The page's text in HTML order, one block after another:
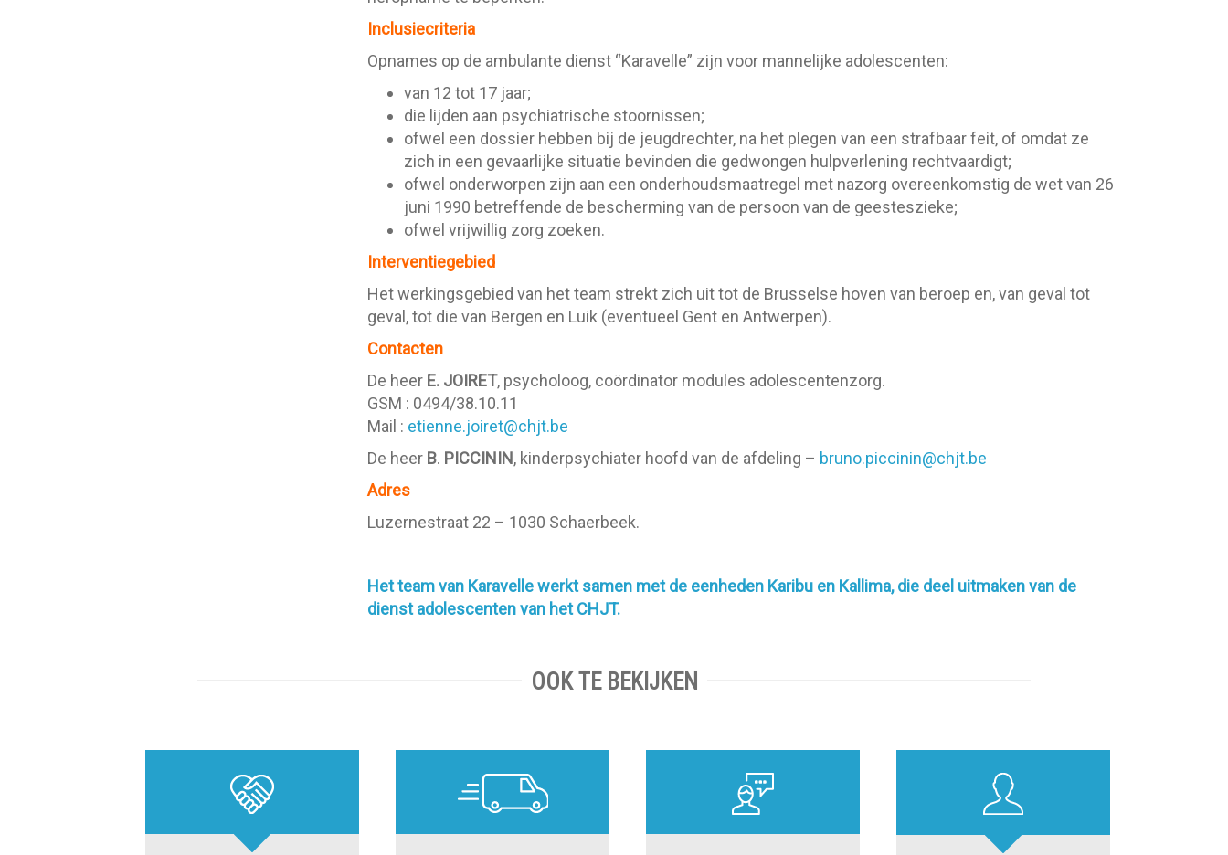
Inclusiecriteria
Opnames op de ambulante dienst “Karavelle” zijn voor mannelijke adolescenten:
van 12 tot 17 jaar;
die lijden aan psychiatrische stoornissen;
ofwel een dossier hebben bij de jeugdrechter, na het plegen van een strafbaar feit, of omdat ze
zich in een gevaarlijke situatie bevinden die gedwongen hulpverlening rechtvaardigt;
ofwel onderworpen zijn aan een onderhoudsmaatregel met nazorg overeenkomstig de wet van 26
juni 1990 betreffende de bescherming van de persoon van de geesteszieke;
ofwel vrijwillig zorg zoeken.
Interventiegebied
Het werkingsgebied van het team strekt zich uit tot de Brusselse hoven van beroep en, van geval tot
geval, tot die van Bergen en Luik (eventueel Gent en Antwerpen).
Contacten
De heer E. JOIRET, psycholoog, coördinator modules adolescentenzorg.
GSM : 0494/38.10.11
Mail : etienne.joiret@chjt.be
De heer B. PICCININ, kinderpsychiater hoofd van de afdeling – bruno.piccinin@chjt.be
Adres
Luzernestraat 22 – 1030 Schaerbeek.
Het team van Karavelle werkt samen metde eenheden Karibu en Kallima, die deel uitmaken van de
dienst adolescenten van het CHJT.
OOK TE BEKIJKEN